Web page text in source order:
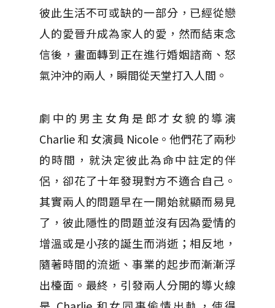
彼此生活不可或缺的一部分，已經從戀
人的愛晉升成為家人的愛，然而結束念
信後，畫面轉到正在進行婚姻諮商、怒
氣沖沖的兩人，瞬間從天堂打入人間。
劇中的男主女角是郎才女貌的導演
Charlie 和 女演員 Nicole。他們花了兩秒
的時間，就決定彼此為命中註定的伴
侶，卻花了十年發現對方不適合自己。
其實兩人的問題早在一開始就顯而易見
了，彼此隱性的問題並沒有因為愛情的
增溫或是小孩的誕生而消逝；相反地，
隨著時間的流逝、事業的起步而漸漸浮
出檯面。最終，引發兩人分開的導火線